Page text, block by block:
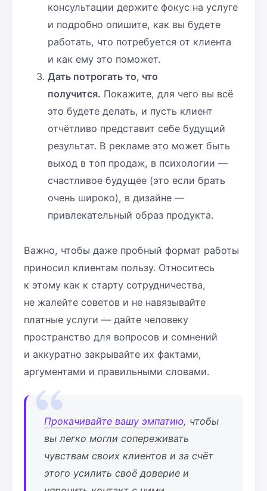
консультации держите фокус на услуге
и подробно опишите, как вы будете
работать, что потребуется от клиента
и как ему это поможет.
Дать потрогать то, что
получится. Покажите, для чего вы всё
это будете делать, и пусть клиент
отчётливо представит себе будущий
результат. В рекламе это может быть
выход в топ продаж, в психологии —
счастливое будущее (это если брать
очень широко), в дизайне —
привлекательный образ продукта.
Важно, чтобы даже пробный формат работы
приносил клиентам пользу. Относитесь
к этому как к старту сотрудничества,
не жалейте советов и не навязывайте
платные услуги — дайте человеку
пространство для вопросов и сомнений
и аккуратно закрывайте их фактами,
аргументами и правильными словами.
Прокачивайте вашу эмпатию, чтобы
вы легко могли сопереживать
чувствам своих клиентов и за счёт
этого усилить своё доверие и